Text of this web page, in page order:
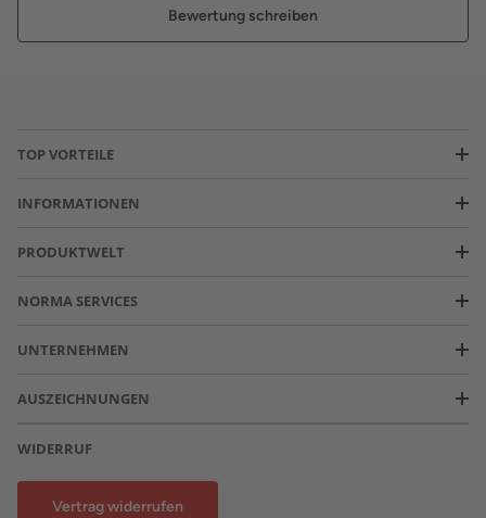
Bewertung schreiben
TOP VORTEILE
INFORMATIONEN
PRODUKTWELT
NORMA SERVICES
UNTERNEHMEN
AUSZEICHNUNGEN
WIDERRUF
Vertrag widerrufen